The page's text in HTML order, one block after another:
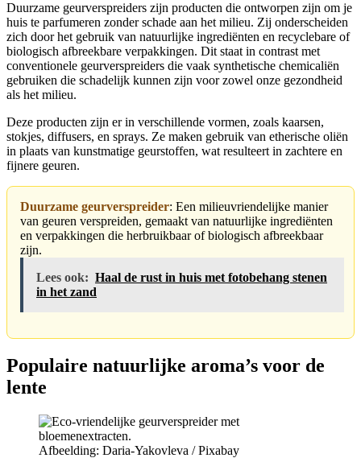
Duurzame geurverspreiders zijn producten die ontworpen zijn om je
huis te parfumeren zonder schade aan het milieu. Zij onderscheiden
zich door het gebruik van natuurlijke ingrediënten en recyclebare of
biologisch afbreekbare verpakkingen. Dit staat in contrast met
conventionele geurverspreiders die vaak synthetische chemicaliën
gebruiken die schadelijk kunnen zijn voor zowel onze gezondheid
als het milieu.
Deze producten zijn er in verschillende vormen, zoals kaarsen,
stokjes, diffusers, en sprays. Ze maken gebruik van etherische oliën
in plaats van kunstmatige geurstoffen, wat resulteert in zachtere en
fijnere geuren.
Duurzame geurverspreider: Een milieuvriendelijke manier
van geuren verspreiden, gemaakt van natuurlijke ingrediënten
en verpakkingen die herbruikbaar of biologisch afbreekbaar
zijn.
Lees ook: Haal de rust in huis met fotobehang stenen
in het zand
Populaire natuurlijke aroma’s voor de
lente
Afbeelding: Daria-Yakovleva / Pixabay